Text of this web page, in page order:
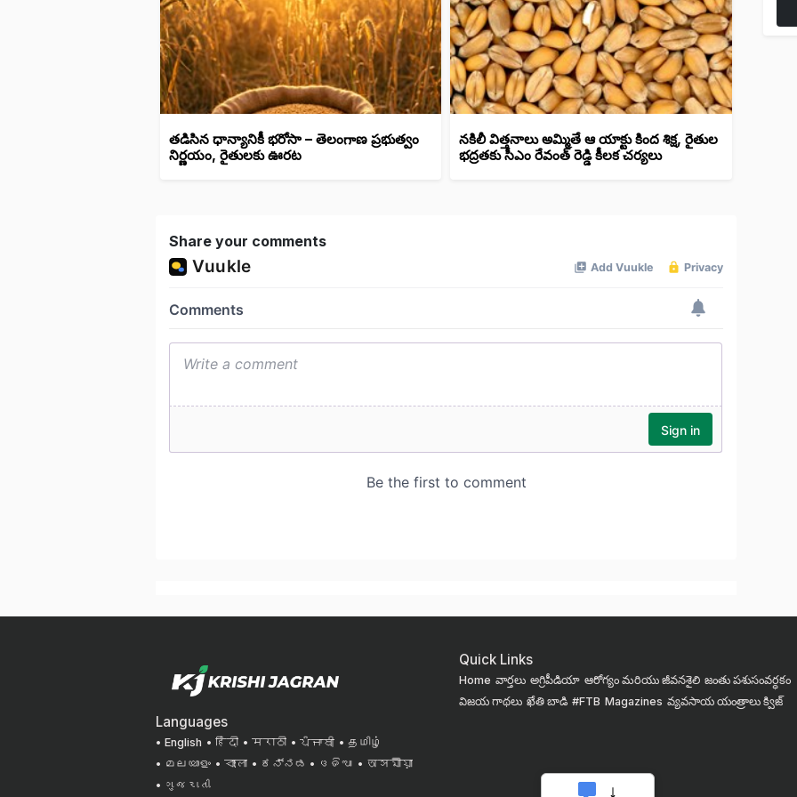
తడిసిన ధాన్యానికీ భరోసా – తెలంగాణ ప్రభుత్వం
నిర్ణయం, రైతులకు ఊరట
నకిలీ విత్తనాలు అమ్మితే ఆ యాక్టు కింద శిక్ష, రైతుల
భద్రతకు సీఎం రేవంత్ రెడ్డి కీలక చర్యలు
Share your comments
Languages
English हिंदी मराठी ਪੰਜਾਬੀ
தமிழ்
മലയാളം
বাংলা ಕನ್ನಡ ଓଡିଆ
অসমীয়া
ગુજરાતી
Quick Links
Home వార్తలు అగ్రిపీడియా ఆరోగ్యం మరియు జీవనశైలి జంతు పశుసంవర్ధకం
విజయ గాథలు ఖేతి బాడి #FTB Magazines వ్యవసాయ యంత్రాలుక్విజ్